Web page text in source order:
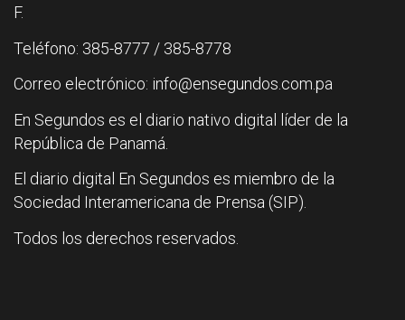
F.
Teléfono: 385-8777 / 385-8778
Correo electrónico: info@ensegundos.com.pa
En Segundos es el diario nativo digital líder de la
República de Panamá.
El diario digital En Segundos es miembro de la
Sociedad Interamericana de Prensa (SIP).
Todos los derechos reservados.